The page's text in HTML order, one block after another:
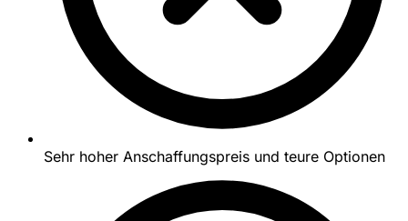
Sehr hoher Anschaffungspreis und teure Optionen